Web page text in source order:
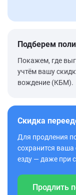
Подберем
Покажем, где
учтём вашу
вождение (КБМ).
Скидка
Для продления
сохранится
езду — даже при
Продлить